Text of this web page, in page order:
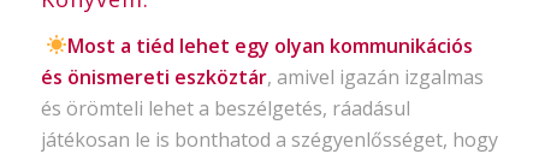
Most a tiéd lehet egy olyan kommunikációs
és önismereti eszköztár, amivel igazán izgalmas
és örömteli lehet a beszélgetés, ráadásul
játékosan le is bonthatod a szégyenlősséget, hogy